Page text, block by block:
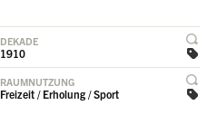
DEKADE
1910
RAUMNUTZUNG
Freizeit / Erholung / Sport